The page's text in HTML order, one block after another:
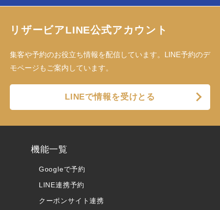
リザービアLINE公式アカウント
集客や予約のお役立ち情報を配信しています。LINE予約のデ
モページもご案内しています。
LINEで情報を受けとる
機能一覧
Googleで予約
LINE連携予約
クーポンサイト連携